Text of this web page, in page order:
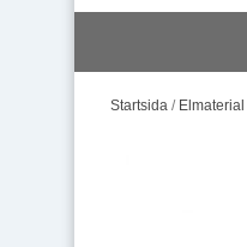
Startsida / Elmaterial